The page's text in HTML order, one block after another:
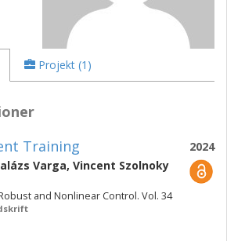
Projekt (1)
2024
Training
Varga, Vincent Szolnoky
and Nonlinear Control. Vol. 34